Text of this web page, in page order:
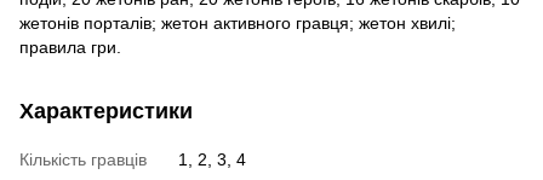
жетонів порталів; жетон активного гравця; жетон хвилі;
правила гри.
Характеристики
Кількість гравців
1, 2, 3, 4